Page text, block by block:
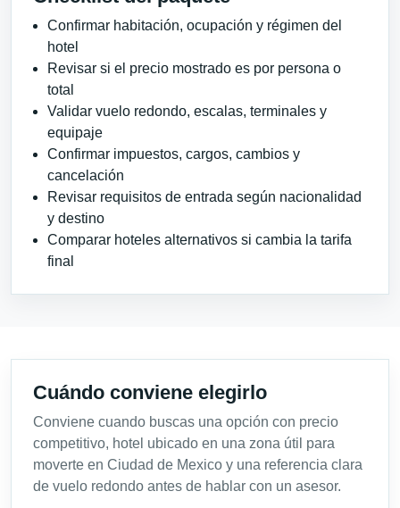
Confirmar habitación, ocupación y régimen del
hotel
Revisar si el precio mostrado es por persona o
total
Validar vuelo redondo, escalas, terminales y
equipaje
Confirmar impuestos, cargos, cambios y
cancelación
Revisar requisitos de entrada según nacionalidad
y destino
Comparar hoteles alternativos si cambia la tarifa
final
Cuándo conviene elegirlo
Conviene cuando buscas una opción con precio
competitivo, hotel ubicado en una zona útil para
moverte en Ciudad de Mexico y una referencia clara
de vuelo redondo antes de hablar con un asesor.